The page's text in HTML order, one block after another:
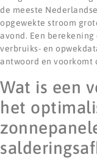
de meeste
opgewekte stroom
avond. Een
verbruiks- en
antwoord en voorkomt
Wat is een
het